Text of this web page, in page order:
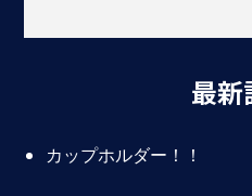
最新
カップホルダー！！